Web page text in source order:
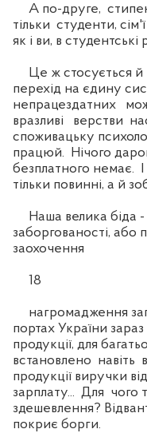
А по-друге,
тільки студенти,
як і ви, в
Це ж стосується й
перехід на єдину
непрацездатних
вразливі верстви
споживацьку
працюй. Нічого
безплатного немає.
тільки повинні, а й
Наша велика біда -
заборгованості, або
заохочення
18
нагромадження
портах України
продукції, для
встановлено
продукції виручки
зарплату... Для чого
здешевлення?
покриє борги.